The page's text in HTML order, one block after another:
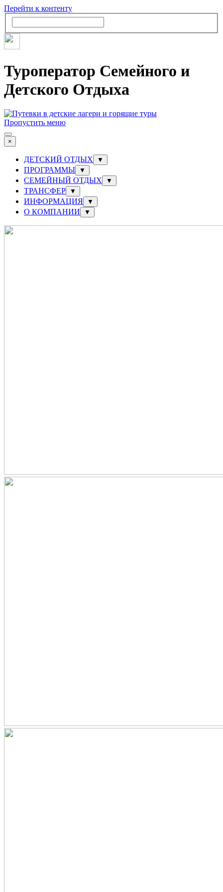
Перейти к контенту
Туроператор Семейного и
Детского Отдыха
Пропустить меню
×
ДЕТСКИЙ ОТДЫХ ▼
ПРОГРАММЫ ▼
СЕМЕЙНЫЙ ОТДЫХ ▼
ТРАНСФЕР ▼
ИНФОРМАЦИЯ ▼
О КОМПАНИИ ▼